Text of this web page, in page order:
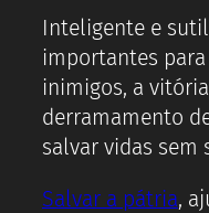
Inteligente e
importantes
inimigos, a
derramamento
salvar vidas sem
Salvar a pátria,